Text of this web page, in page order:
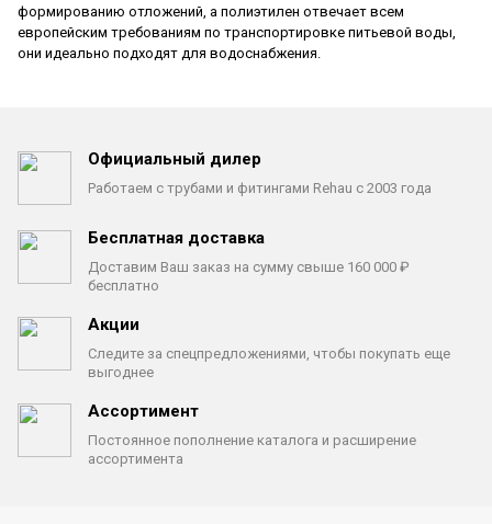
формированию отложений, а полиэтилен отвечает всем
европейским требованиям по транспортировке питьевой воды,
они идеально подходят для водоснабжения.
Официальный дилер
Работаем с трубами и фитингами Rehau с 2003 года
Бесплатная доставка
Доставим Ваш заказ на сумму свыше 160 000 ₽
бесплатно
Акции
Следите за спецпредложениями, чтобы покупать еще
выгоднее
Ассортимент
Постоянное пополнение каталога и расширение
ассортимента